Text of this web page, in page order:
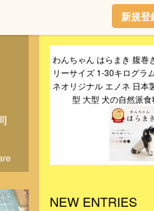
新規登
わんちゃん はらまき 腹巻
リーサイズ 1-30キログラ
ネオリジナル エノネ 日本
型 大型 犬の自然派
NEW ENTRIES